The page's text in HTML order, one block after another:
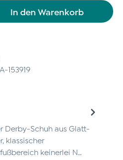
den gewünschten
In den Warenkorb
153919
Derby-Schuh aus Glatt-
klassischer
keinerlei N…